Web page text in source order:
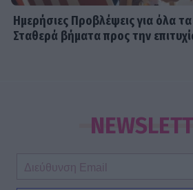
Ημερήσιες Προβλέψεις για όλα
Σταθερά βήματα προς την